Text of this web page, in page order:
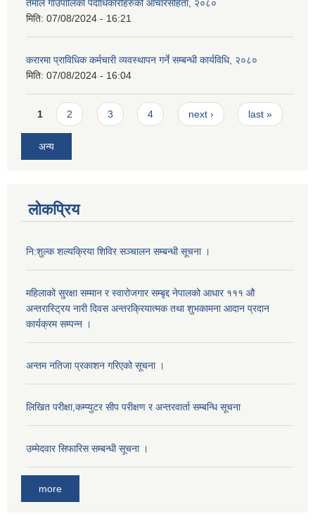
तेमाल गाउँपालिका पदाधिकारीहरुको आचारसंहिता, २०८०
मिति: 07/08/2024 - 16:21
करारमा प्राविधिक कर्मचारी व्यवस्थापन गर्ने सम्बन्धी कार्यविधि, २०८०
मिति: 07/08/2024 - 16:04
Pages
1 2 3 4 next › last »
अन्य
लोकप्रिय
नि:शुल्क शल्यक्रिया शिविर सञ्चालन सम्बन्धी सूचना ।
महिलाको सुरक्षा सम्मान र स्वारोजगार सम्बृद्द नेपालको आधार १११ औ
अन्तरास्ट्रिय नारी दिवस अन्तरक्रियात्मक तथा शुभकामना आदान प्रदान
कार्यक्रम सम्पन्न ।
अन्तम नतिजा प्रकाशन गरिएको सूचना ।
लिखित परीक्षा,कम्प्युटर सीप परीक्षण र अन्तरवार्ता सम्बन्धि सूचना
उम्मेदवार सिफारिस सम्बन्धी सूचना ।
more